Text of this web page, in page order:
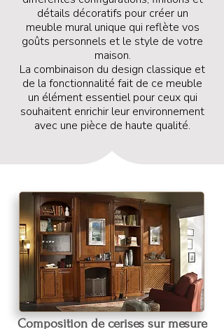
détails décoratifs pour créer un
meuble mural unique qui reflète vos
goûts personnels et le style de votre
maison.
La combinaison du design classique et
de la fonctionnalité fait de ce meuble
un élément essentiel pour ceux qui
souhaitent enrichir leur environnement
avec une pièce de haute qualité.
Composition de cerises sur mesure